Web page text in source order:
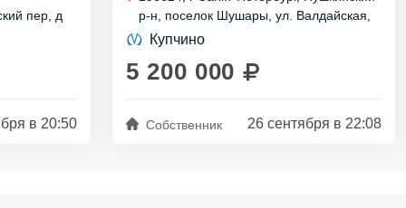
пер, д
в 20:50
🌳 и удобный транспорт 🚇. Всё под рукой
для...
р-н, поселок Шушары, ул. Валдайская,
д 6 к 1 стр 1
Купчино
5 200 000
Собственник 26 сентября в 22:08